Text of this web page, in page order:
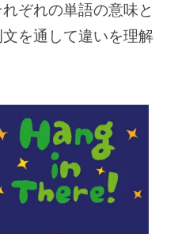
ぞれの単語の意味と
を通して違いを理解